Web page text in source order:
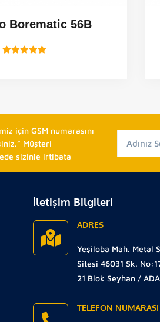
Borematic 56B
için GSM numarasını
Müşteri
sizinle irtibata
İletişim Bilgileri
ADRES
Yeşiloba Mah. Metal
Sitesi 46031 Sk.
21 Blok Seyhan /
TELEFON NUMARASI